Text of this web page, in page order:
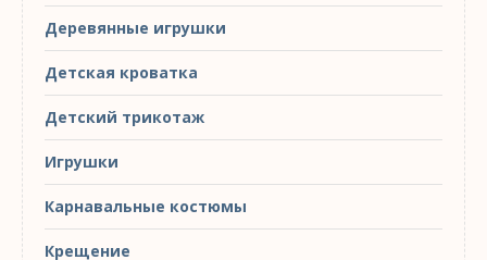
Деревянные игрушки
Детская кроватка
Детский трикотаж
Игрушки
Карнавальные костюмы
Крещение